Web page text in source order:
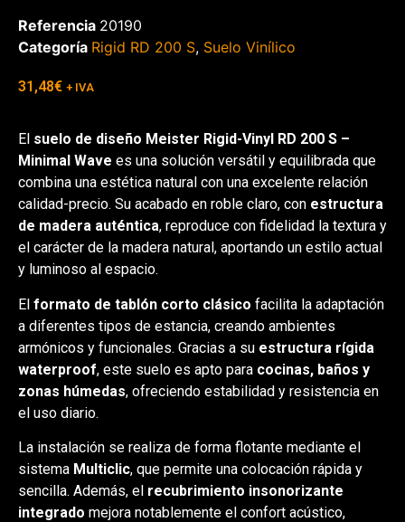
Referencia 20190
Categoría Rigid RD 200 S, Suelo Vinílico
31,48€ + IVA
El suelo de diseño Meister Rigid-Vinyl RD 200 S –
Minimal Wave es una solución versátil y equilibrada que
combina una estética natural con una excelente relación
calidad-precio. Su acabado en roble claro, con estructura
de madera auténtica, reproduce con fidelidad la textura y
el carácter de la madera natural, aportando un estilo actual
y luminoso al espacio.
El formato de tablón corto clásico facilita la adaptación
a diferentes tipos de estancia, creando ambientes
armónicos y funcionales. Gracias a su estructura rígida
waterproof, este suelo es apto para cocinas, baños y
zonas húmedas, ofreciendo estabilidad y resistencia en
el uso diario.
La instalación se realiza de forma flotante mediante el
sistema Multiclic, que permite una colocación rápida y
sencilla. Además, el recubrimiento insonorizante
integrado mejora notablemente el confort acústico,